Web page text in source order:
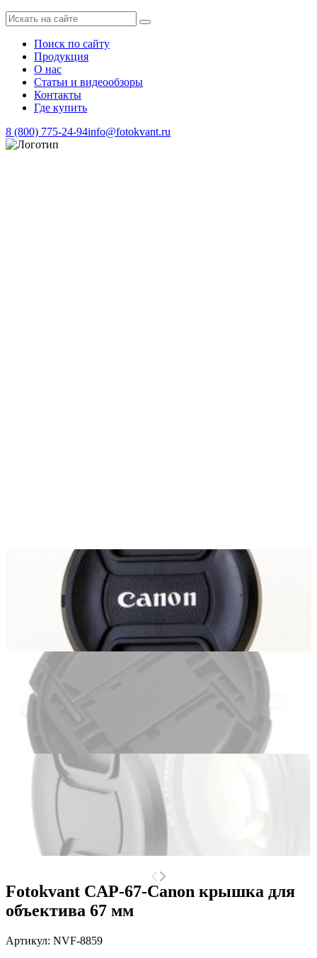
Поиск по сайту
Продукция
О нас
Статьи и видеообзоры
Контакты
Где купить
8 (800) 775-24-94info@fotokvant.ru
Fotokvant CAP-67-Canon крышка для
объектива 67 мм
Артикул: NVF-8859